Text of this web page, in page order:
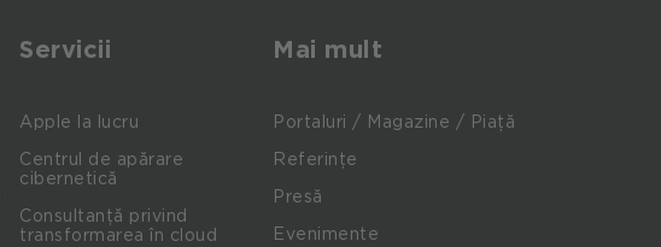
Servicii
Apple la lucru
Centrul de apărare
cibernetică
Consultanță privind
transformarea în cloud
Mai mult
Portaluri / Magazine / Piață
Referințe
Presă
Evenimente